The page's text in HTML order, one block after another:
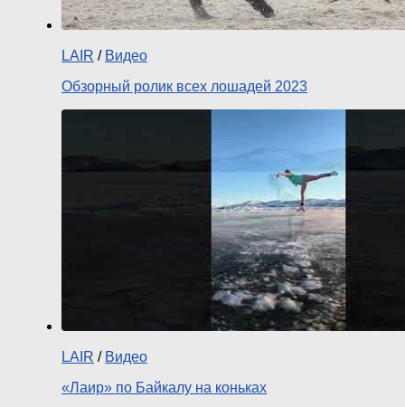
LAIR / Видео
Обзорный ролик всех лошадей 2023
LAIR / Видео
«Лаир» по Байкалу на коньках